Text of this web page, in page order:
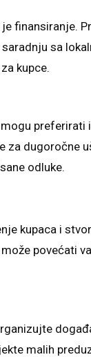
finansiranje.
sa
kupce.
za dugoročne
odluke.
kupaca i
povećati
malih